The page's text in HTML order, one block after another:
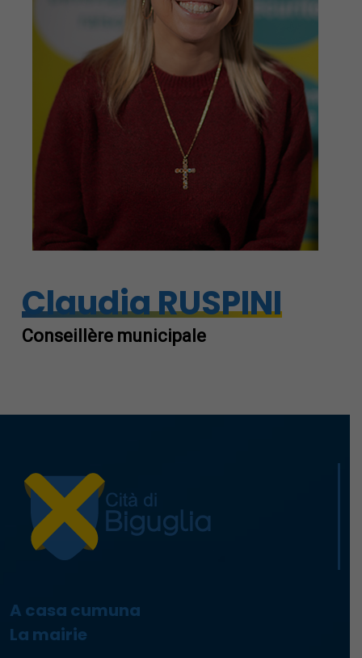
Claudia RUSPINI
Conseillère municipale
A casa cumuna
La mairie